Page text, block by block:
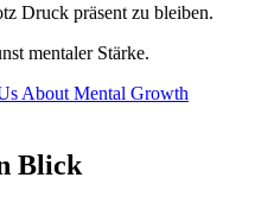
Druck präsent zu bleiben.
mentaler Stärke.
About Mental Growth
Blick